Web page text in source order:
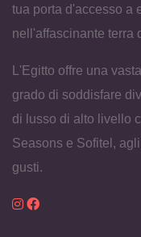
tua porta d'accesso a
nell'affascinante terra
L'Egitto offre una
grado di soddisfare
di lusso di alto livello
Seasons e Sofitel,
gusti.